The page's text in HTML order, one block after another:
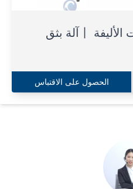
آلة بثق أغذية الحيوانات الأليفة 丨آلة بثق
الحصول على الاقتباس